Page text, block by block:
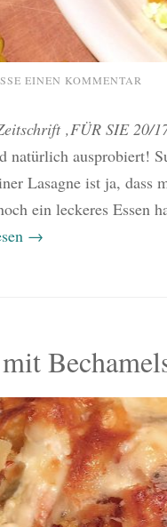
EINEN KOMMENTAR
‚FÜR SIE 20/
natürlich ausprobiert!
Lasagne ist ja, dass
ein leckeres Essen
→